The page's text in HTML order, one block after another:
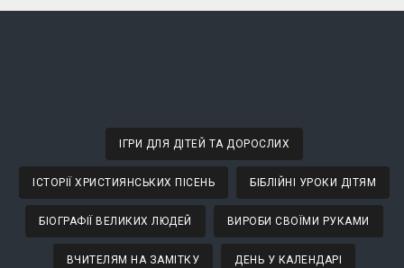
ІГРИ ДЛЯ ДІТЕЙ ТА ДОРОСЛИХ
ІСТОРІЇ ХРИСТИЯНСЬКИХ ПІСЕНЬ БІБЛІЙНІ УРОКИ ДІТЯМ
БІОГРАФІЇ ВЕЛИКИХ ЛЮДЕЙ ВИРОБИ СВОЇМИ РУКАМИ
ВЧИТЕЛЯМ НА ЗАМІТКУ ДЕНЬ У КАЛЕНДАРІ